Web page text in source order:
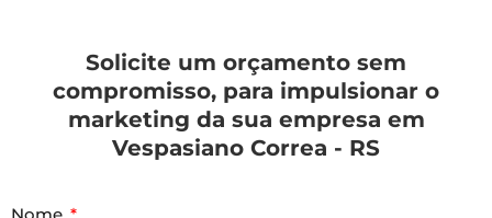
Solicite um orçamento sem
compromisso, para impulsionar o
marketing da sua empresa em
Vespasiano Correa - RS